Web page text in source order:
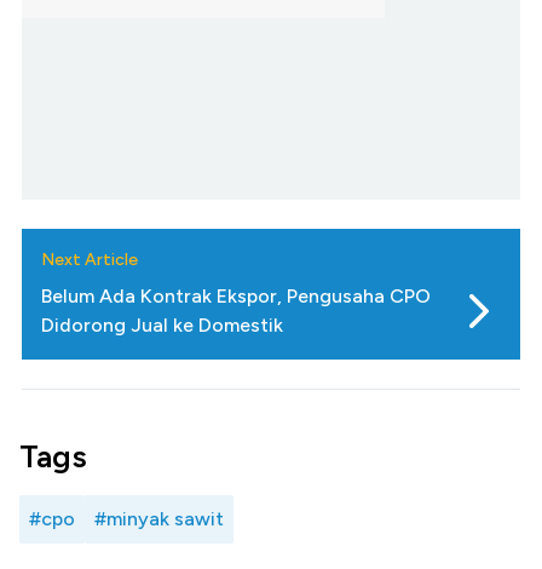
Next Article
Belum Ada Kontrak Ekspor, Pengusaha CPO
Didorong Jual ke Domestik
Tags
#cpo #minyak sawit